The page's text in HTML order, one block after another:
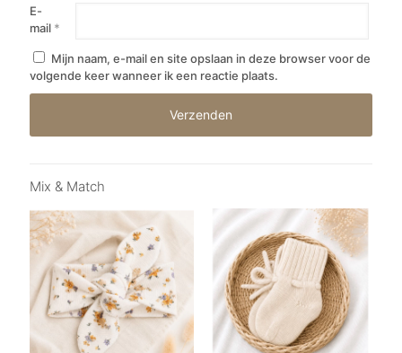
E-
mail *
Mijn naam, e-mail en site opslaan in deze browser voor de
volgende keer wanneer ik een reactie plaats.
Mix & Match